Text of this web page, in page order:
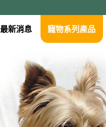
最新消息 寵物系列產品